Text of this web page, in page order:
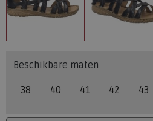
Beschikbare maten
38 40 41 42 43